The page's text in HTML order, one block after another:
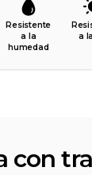
Resistente
a la
humedad
a
con